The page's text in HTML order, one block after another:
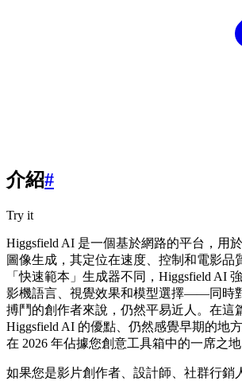
介紹#
Try it
Higgsfield AI 是一個基於網路的平台，用
圖像生成，其定位在速度、控制和電影品
「快速範本」生成器不同，Higgsfield
影機語言、視覺效果和模型選擇——同時
搏鬥的創作者來說，仍然平易近人。在這
Higgsfield AI 的優點、仍然感覺早期的地
在 2026 年佔據您創意工具箱中的一席之地
如果您是影片創作者、設計師、社群行銷